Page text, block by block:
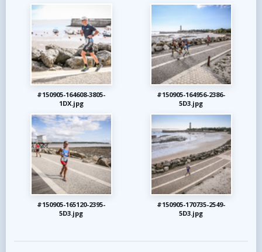
#150905-164608-3805-
1DX.jpg
#150905-164956-2386-
5D3.jpg
#150905-165120-2395-
5D3.jpg
#150905-170735-2549-
5D3.jpg